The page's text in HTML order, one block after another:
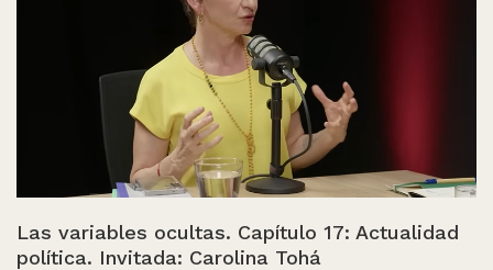
Las variables ocultas. Capítulo 17: Actualidad
política. Invitada: Carolina Tohá